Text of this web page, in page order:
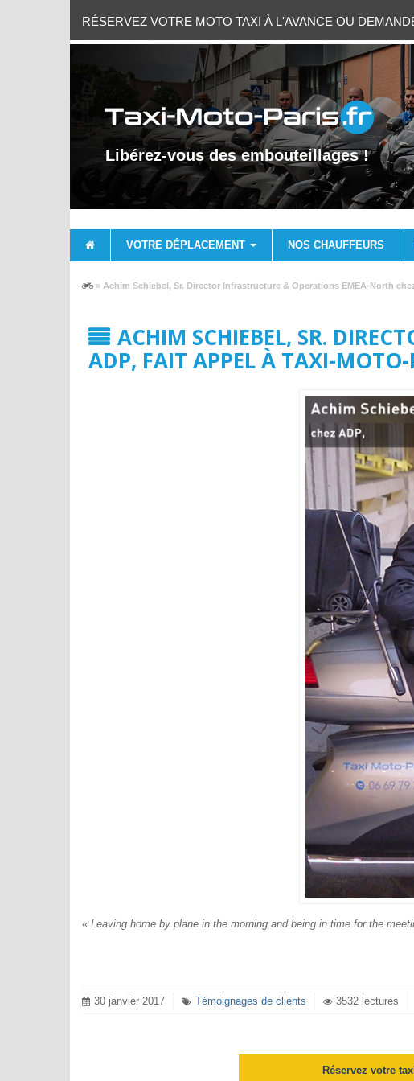
RÉSERVEZ VOTRE MOTO TAXI À L'AVANCE OU
Libérez-vous des embouteillages !
VOTRE DÉPLACEMENT NOS CHAUFFEURS
» Achim Schiebel, Sr. Director Infrastructure & Operations EMEA-North
ACHIM SCHIEBEL, SR.
ADP, FAIT APPEL À TAXI-MOTO-
« Leaving home by plane in the morning and being in time for the
30 janvier 2017 Témoignages de clients 3532 lectures
Réservez votre